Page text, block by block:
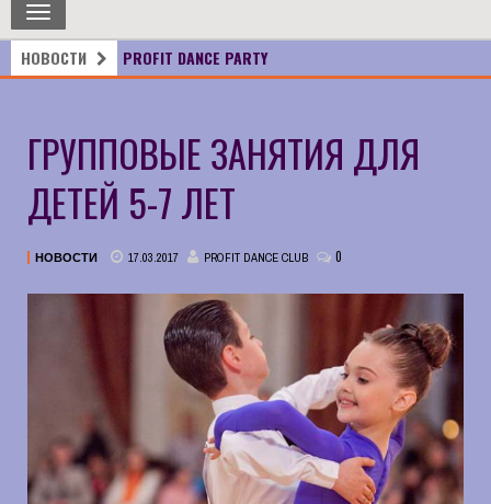
Toggle
navigation
НОВОСТИ PROFIT DANCE PARTY
ГРУППОВЫЕ ЗАНЯТИЯ ДЛЯ
ДЕТЕЙ 5-7 ЛЕТ
НОВОСТИ 17.03.2017 PROFIT DANCE CLUB 0